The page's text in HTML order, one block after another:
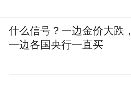
什么信号？一边金价大跌，
一边各国央行一直买